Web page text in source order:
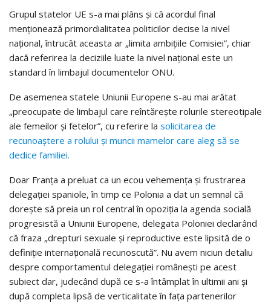
Grupul statelor UE s-a mai plâns și că acordul final
menționează primordialitatea politicilor decise la nivel
național, întrucât aceasta ar „limita ambițiile Comisiei”, chiar
dacă referirea la deciziile luate la nivel național este un
standard în limbajul documentelor ONU.
De asemenea statele Uniunii Europene s-au mai arătat
„preocupate de limbajul care reîntărește rolurile stereotipale
ale femeilor și fetelor”, cu referire la solicitarea de
recunoaștere a rolului și muncii mamelor care aleg să se
dedice familiei.
Doar Franța a preluat ca un ecou vehemența și frustrarea
delegației spaniole, în timp ce Polonia a dat un semnal că
dorește să preia un rol central în opoziția la agenda socială
progresistă a Uniunii Europene, delegata Poloniei declarând
că fraza „drepturi sexuale și reproductive este lipsită de o
definiție internațională recunoscută”. Nu avem niciun detaliu
despre comportamentul delegației românești pe acest
subiect dar, judecând după ce s-a întâmplat în ultimii ani și
după completa lipsă de verticalitate în fața partenerilor